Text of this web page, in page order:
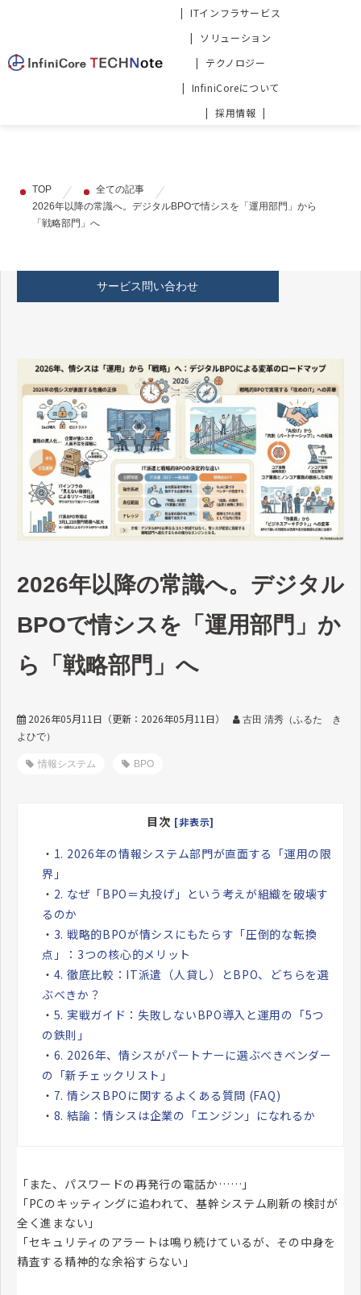
ITインフラサービス
ソリューション
テクノロジー
InfiniCoreについて
採用情報
TOP
全ての記事
2026年以降の常識へ。デジタルBPOで情シスを「運用部門」から
「戦略部門」へ
サービス問い合わせ
2026年以降の常識へ。デジタル
BPOで情シスを「運用部門」か
ら「戦略部門」へ
2026年05月11日 （更新： 2026年05月11日）
古田 清秀（ふるた き
よひで）
情報システム BPO
目次 [非表示]
・ 1. 2026年の情報システム部門が直面する「運用の限
界」
・ 2. なぜ「BPO＝丸投げ」という考えが組織を破壊す
るのか
・ 3. 戦略的BPOが情シスにもたらす「圧倒的な転換
点」：3つの核心的メリット
・ 4. 徹底比較：IT派遣（人貸し）とBPO、どちらを選
ぶべきか？
・ 5. 実戦ガイド：失敗しないBPO導入と運用の「5つ
の鉄則」
・ 6. 2026年、情シスがパートナーに選ぶべきベンダー
の「新チェックリスト」
・ 7. 情シスBPOに関するよくある質問 (FAQ)
・ 8. 結論：情シスは企業の「エンジン」になれるか
「また、パスワードの再発行の電話か……」
「PCのキッティングに追われて、基幹システム刷新の検討が
全く進まない」
「セキュリティのアラートは鳴り続けているが、その中身を
精査する精神的な余裕すらない」